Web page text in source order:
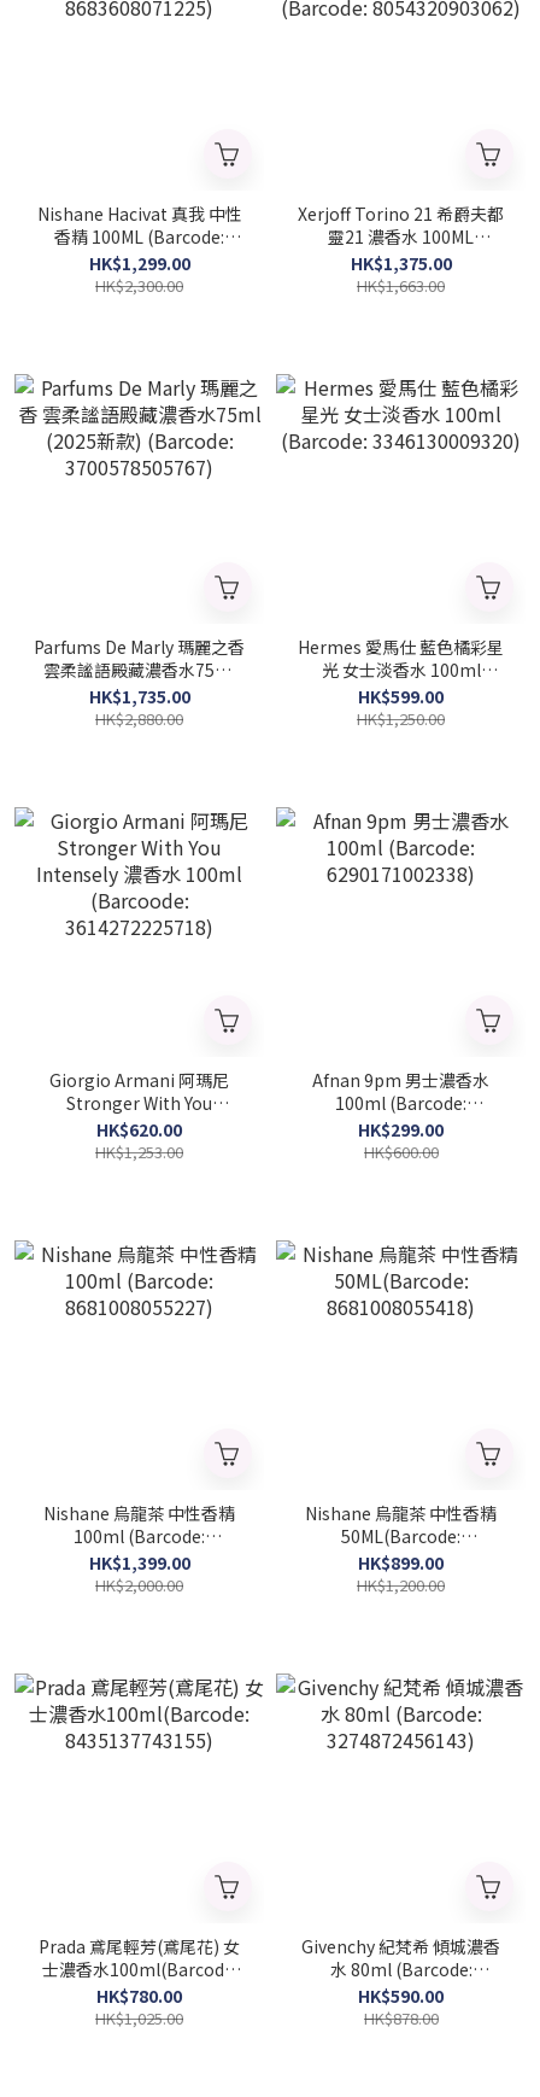
Nishane Hacivat 真我 中性
香精 100ML (Barcode:
8683608071225)
HK$1,299.00
HK$2,300.00
Xerjoff Torino 21 希爵夫都
靈21 濃香水 100ML
(Barcode: 8054320903062)
HK$1,375.00
HK$1,663.00
Parfums De Marly 瑪麗之香
雲柔謐語殿藏濃香水75ml
(2025新款) (Barcode:
3700578505767)
HK$1,735.00
HK$2,880.00
Hermes 愛馬仕 藍色橘彩星
光 女士淡香水 100ml
(Barcode: 3346130009320)
HK$599.00
HK$1,250.00
Giorgio Armani 阿瑪尼
Stronger With You
Intensely 濃香水 100ml
(Barcoode:
HK$620.00
HK$1,253.00
Afnan 9pm 男士濃香水
100ml (Barcode:
6290171002338)
HK$299.00
HK$600.00
Nishane 烏龍茶 中性香精
100ml (Barcode:
8681008055227)
HK$1,399.00
HK$2,000.00
Nishane 烏龍茶 中性香精
50ML(Barcode:
8681008055418)
HK$899.00
HK$1,200.00
Prada 鳶尾輕芳(鳶尾花) 女
士濃香水100ml(Barcode:
8435137743155)
HK$780.00
HK$1,025.00
Givenchy 紀梵希 傾城濃香
水 80ml (Barcode:
3274872456143)
HK$590.00
HK$878.00